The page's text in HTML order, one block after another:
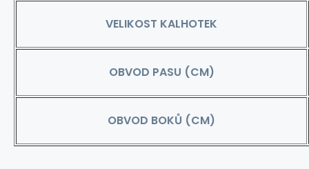
VELIKOST KALHOTEK
OBVOD PASU (CM)
OBVOD BOKŮ (CM)